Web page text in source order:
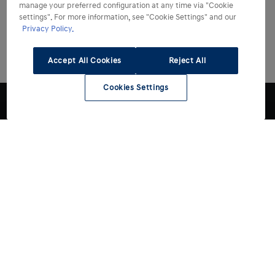
manage your preferred configuration at any time via "Cookie
settings". For more information, see "Cookie Settings" and our
Privacy Policy.
Accept All Cookies Reject All
Cookies Settings